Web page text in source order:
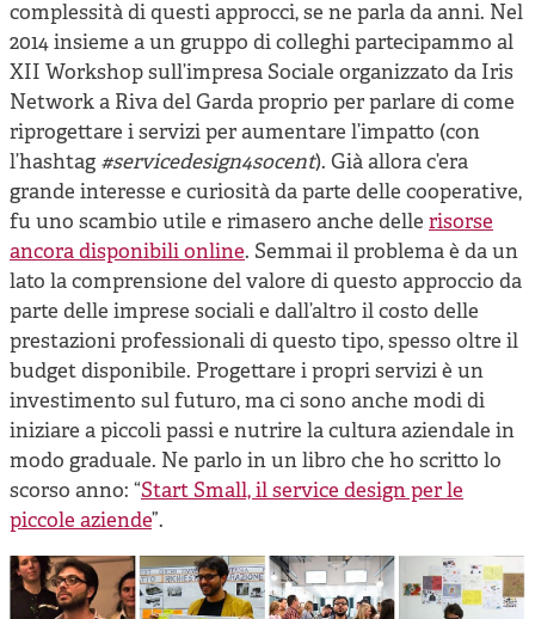
complessità di questi approcci, se ne parla da anni. Nel
2014 insieme a un gruppo di colleghi partecipammo al
XII Workshop sull’impresa Sociale organizzato da Iris
Network a Riva del Garda proprio per parlare di come
riprogettare i servizi per aumentare l’impatto (con
l’hashtag #servicedesign4socent). Già allora c’era
grande interesse e curiosità da parte delle cooperative,
fu uno scambio utile e rimasero anche delle risorse
ancora disponibili online. Semmai il problema è da un
lato la comprensione del valore di questo approccio da
parte delle imprese sociali e dall’altro il costo delle
prestazioni professionali di questo tipo, spesso oltre il
budget disponibile. Progettare i propri servizi è un
investimento sul futuro, ma ci sono anche modi di
iniziare a piccoli passi e nutrire la cultura aziendale in
modo graduale. Ne parlo in un libro che ho scritto lo
scorso anno: “Start Small, il service design per le
piccole aziende”.